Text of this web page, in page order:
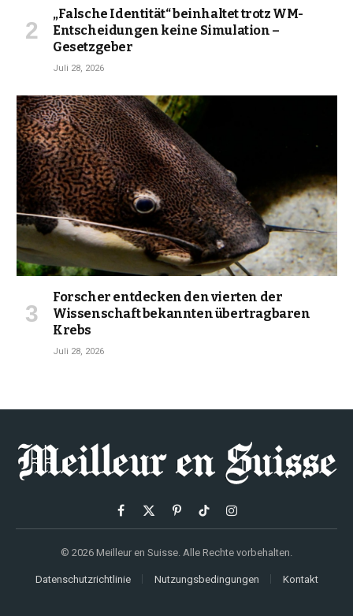
„Falsche Identität“ beinhaltet trotz WM-
Entscheidungen keine Simulation –
Gesetzgeber
Juli 28, 2026
Forscher entdecken den vierten der
Wissenschaft bekannten übertragbaren
Krebs
Juli 28, 2026
Facebook
X
PinterestTikTokInstagram
© 2026 Meilleur en Suisse. Alle Rechte vorbehalten.
Datenschutzrichtlinie Nutzungsbedingungen Kontakt